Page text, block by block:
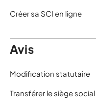
Créer sa SCI en ligne
Avis
Modification statutaire
Transférer le siège social